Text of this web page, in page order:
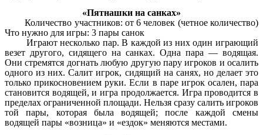
«Пятнашки на санках»
Количество участников: от 6 человек (четное количество)
Что нужно для игры: 3 пары санок
Играют несколько пар. В каждой из них один играющий
везет другого, сидящего на санках. Одна пара — водящая.
Они стремятся догнать любую другую пару игроков и осалить
одного из них. Салит игрок, сидящий на санях, но делает это
только прикосновением руки. Если в паре игрок осален, пара
становится водящей, и игра продолжается. Игра проводится в
пределах ограниченной площади. Нельзя сразу салить игроков
той пары, которая была водящей; после каждой смены
водящей пары «возница» и «ездок» меняются местами.